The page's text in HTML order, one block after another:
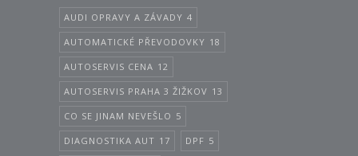
AUDI OPRAVY A ZÁVADY 4
AUTOMATICKÉ PŘEVODOVKY 18
AUTOSERVIS CENA 12
AUTOSERVIS PRAHA 3 ŽIŽKOV 13
CO SE JINAM NEVEŠLO 5
DIAGNOSTIKA AUT 17 DPF 5